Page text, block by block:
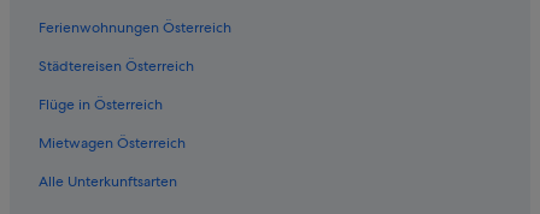
Ferienwohnungen Österreich
Städtereisen Österreich
Flüge in Österreich
Mietwagen Österreich
Alle Unterkunftsarten